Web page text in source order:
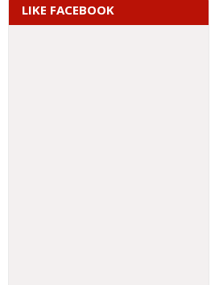
LIKE FACEBOOK